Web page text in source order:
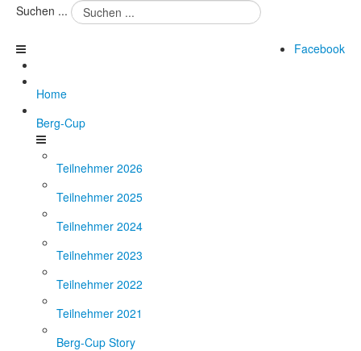
Suchen ...
Facebook
Home
Berg-Cup
Teilnehmer 2026
Teilnehmer 2025
Teilnehmer 2024
Teilnehmer 2023
Teilnehmer 2022
Teilnehmer 2021
Berg-Cup Story